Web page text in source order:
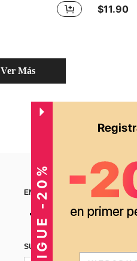
$11.90
Ver Más
ENCUÉNTRANOS EN
SUSCRÍBETE PARA RECIBIR